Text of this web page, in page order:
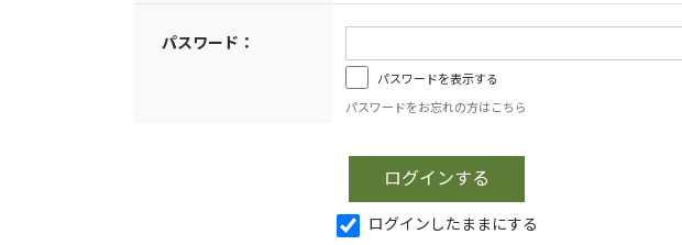
パスワード：
パスワードを表示する
パスワードをお忘れの方はこちら
ログインしたままにする